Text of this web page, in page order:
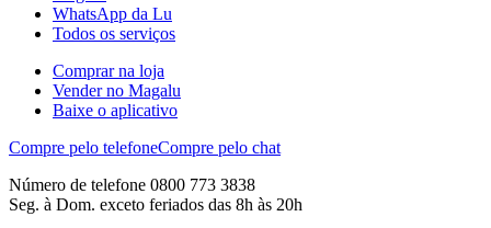
WhatsApp da Lu
Todos os serviços
Comprar na loja
Vender no Magalu
Baixe o aplicativo
Compre pelo telefoneCompre pelo chat
Número de telefone 0800 773 3838
Seg. à Dom. exceto feriados das 8h às 20h